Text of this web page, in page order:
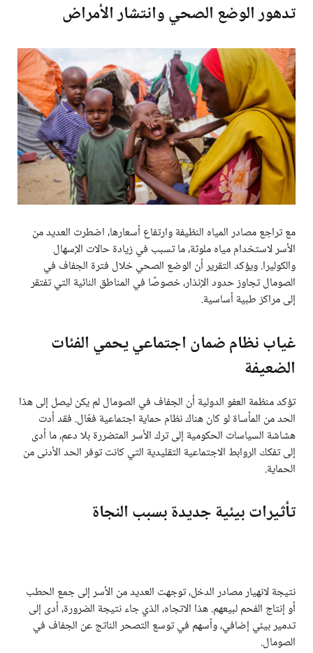
تدهور الوضع الصحي وانتشار الأمراض
مع تراجع مصادر المياه النظيفة وارتفاع أسعارها، اضطرت العديد من
الأسر لاستخدام مياه ملوثة، ما تسبب في زيادة حالات الإسهال
والكوليرا. ويؤكد التقرير أن الوضع الصحي خلال فترة الجفاف في
الصومال تجاوز حدود الإنذار، خصوصًا في المناطق النائية التي تفتقر
إلى مراكز طبية أساسية.
غياب نظام ضمان اجتماعي يحمي الفئات
الضعيفة
تؤكد منظمة العفو الدولية أن الجفاف في الصومال لم يكن ليصل إلى هذا
الحد من المأساة لو كان هناك نظام حماية اجتماعية فعّال. فقد أدت
هشاشة السياسات الحكومية إلى ترك الأسر المتضررة بلا دعم، ما أدى
إلى تفكك الروابط الاجتماعية التقليدية التي كانت توفر الحد الأدنى من
الحماية.
تأثيرات بيئية جديدة بسبب النجاة
نتيجة لانهيار مصادر الدخل، توجهت العديد من الأسر إلى جمع الحطب
أو إنتاج الفحم لبيعهم. هذا الاتجاه، الذي جاء نتيجة الضرورة، أدى إلى
تدمير بيئي إضافي، وأسهم في توسع التصحر الناتج عن الجفاف في
الصومال.